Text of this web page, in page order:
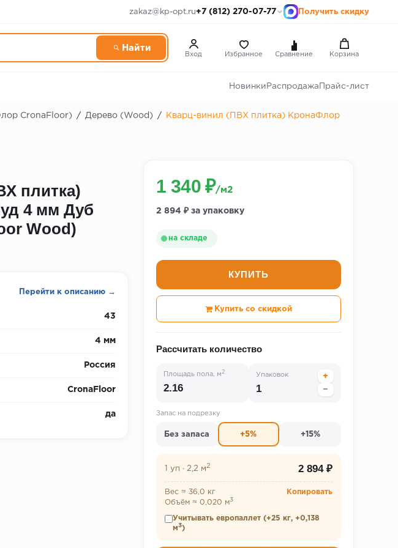
zakaz@kp-opt.ru+7 (812) 270-07-77 Получить скидку
Вход Избранное Сравнение Корзина
Новинки Распродажа Прайс-лист
CronaFloor) / Дерево (Wood) /
Кварц-винил (ПВХ плитка) КронаФлор
плитка)
4 мм Дуб
Wood)
Перейти к описанию →
43
4 мм
Россия
CronaFloor
да
1 340 ₽/м2
2 894 ₽ за упаковку
на складе
КУПИТЬ
Купить со скидкой
Рассчитать количество
Площадь пола, м 2
Упаковок
+
−
Запас на подрезку
Без запаса +5% +15%
1 уп · 2,2 м 2 2 894 ₽
Вес ≈ 36,0 кг
Объём ≈ 0,020 м3
Копировать
Учитывать европаллет (+25 кг, +0,138
м3)